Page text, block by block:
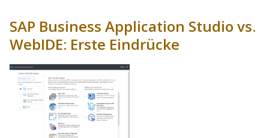
SAP Business Application Studio vs.
WebIDE: Erste Eindrücke